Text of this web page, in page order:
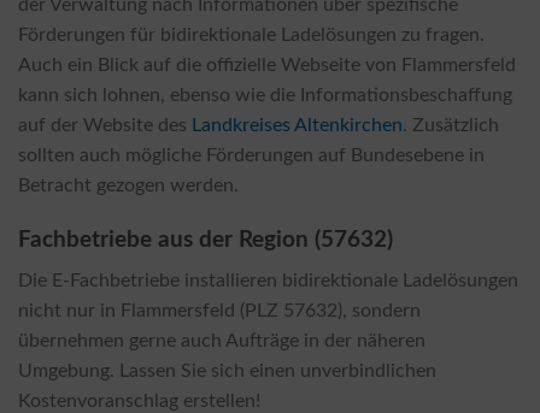
der Verwaltung nach Informationen über spezifische
Förderungen für bidirektionale Ladelösungen zu fragen.
Auch ein Blick auf die offizielle Webseite von Flammersfeld
kann sich lohnen, ebenso wie die Informationsbeschaffung
auf der Website des
Landkreises Altenkirchen. Zusätzlich
sollten auch mögliche Förderungen auf Bundesebene in
Betracht gezogen werden.
Fachbetriebe aus der Region (57632)
Die E-Fachbetriebe installieren bidirektionale Ladelösungen
nicht nur in Flammersfeld (PLZ 57632), sondern
übernehmen gerne auch Aufträge in der näheren
Umgebung. Lassen Sie sich einen unverbindlichen
Kostenvoranschlag erstellen!